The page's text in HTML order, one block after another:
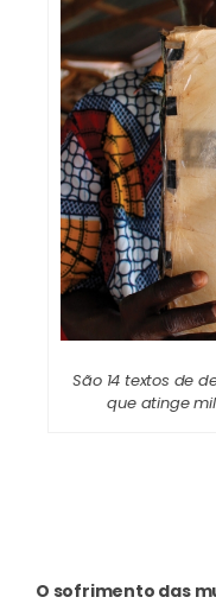
São 14 textos de
que atinge
O sofrimento das